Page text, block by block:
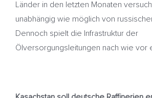
Länder in den letzten Monaten
unabhängig wie möglich von
Dennoch spielt die Infrastruktur der
Ölversorgungsleitungen nach wie vor